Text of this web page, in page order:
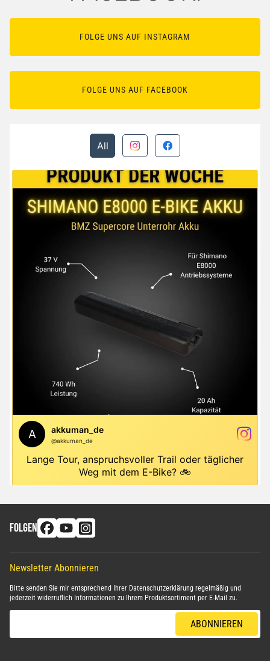
FOLGE UNS AUF INSTAGRAM
FOLGE UNS AUF FACEBOOK
FOLGEN
Newsletter Abonnieren
Bitte senden Sie mir entsprechend Ihrer Datenschutzerklärung regelmäßig und
jederzeit widerruflich Informationen zu Ihrem Produktsortiment per E-Mail zu.
ABONNIEREN